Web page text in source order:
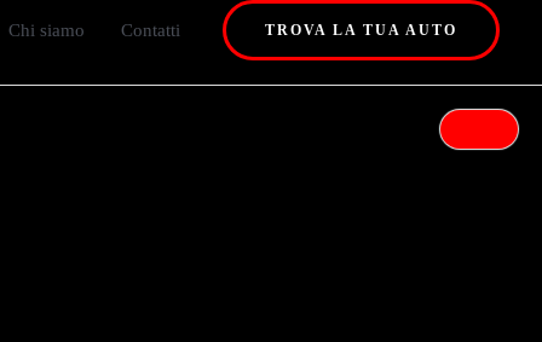
Chi siamo Contatti TROVA LA TUA AUTO